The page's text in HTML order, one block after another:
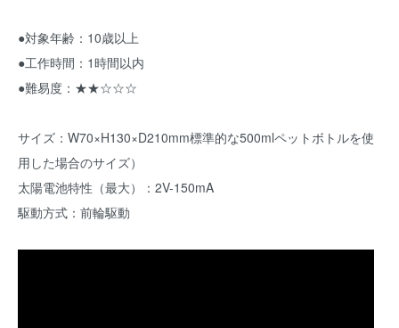
●対象年齢：10歳以上
●工作時間：1時間以内
●難易度：★★☆☆☆
サイズ：W70×H130×D210mm標準的な500mlペットボトルを使
用した場合のサイズ）
太陽電池特性（最大）：2V-150mA
駆動方式：前輪駆動